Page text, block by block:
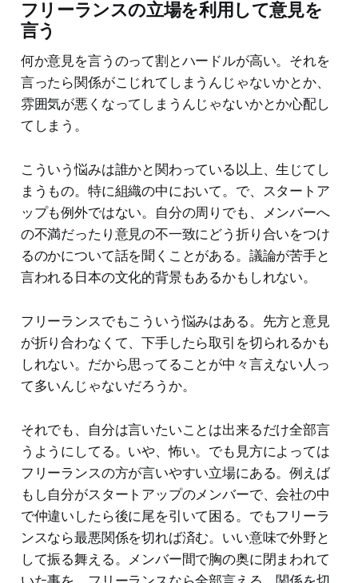
フリーランスの立場を利用して意見を
言う
何か意見を言うのって割とハードルが高い。それを
言ったら関係がこじれてしまうんじゃないかとか、
雰囲気が悪くなってしまうんじゃないかとか心配し
てしまう。
こういう悩みは誰かと関わっている以上、生じてし
まうもの。特に組織の中において。で、スタートア
ップも例外ではない。自分の周りでも、メンバーへ
の不満だったり意見の不一致にどう折り合いをつけ
るのかについて話を聞くことがある。議論が苦手と
言われる日本の文化的背景もあるかもしれない。
フリーランスでもこういう悩みはある。先方と意見
が折り合わなくて、下手したら取引を切られるかも
しれない。だから思ってることが中々言えない人っ
て多いんじゃないだろうか。
それでも、自分は言いたいことは出来るだけ全部言
うようにしてる。いや、怖い。でも見方によっては
フリーランスの方が言いやすい立場にある。例えば
もし自分がスタートアップのメンバーで、会社の中
で仲違いしたら後に尾を引いて困る。でもフリーラ
ンスなら最悪関係を切れば済む。いい意味で外野と
して振る舞える。メンバー間で胸の奥に閉まわれて